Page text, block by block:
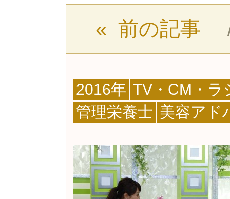
« 前の記事
2016年 TV・CM・ラ
管理栄養士 美容アド